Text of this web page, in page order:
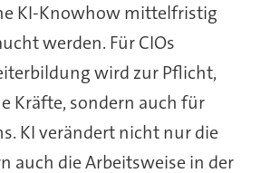
KI-Knowhow mittelfristig
werden. Für CIOs
wird zur Pflicht,
Kräfte, sondern auch für
KI verändert nicht nur die
auch die Arbeitsweise in der